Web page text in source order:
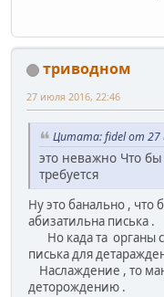
триводном
27 июля 2016, 22:46
Цитата: fidel от 27
это неважно Что
требуется
Ну это банально , что
абизатильна писька .
Но када та органы
писька для
Наслаждение , то
деторождению .